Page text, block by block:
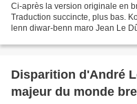
Ci-après la version originale en
Traduction succincte, plus bas.
lenn diwar-benn maro Jean Le
Disparition d'André
majeur du monde